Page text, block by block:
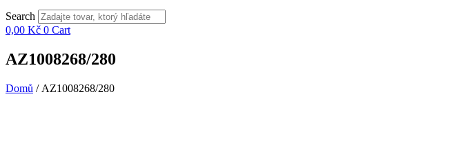
Search
0,00 Kč 0 Cart
AZ1008268/280
Domů / AZ1008268/280